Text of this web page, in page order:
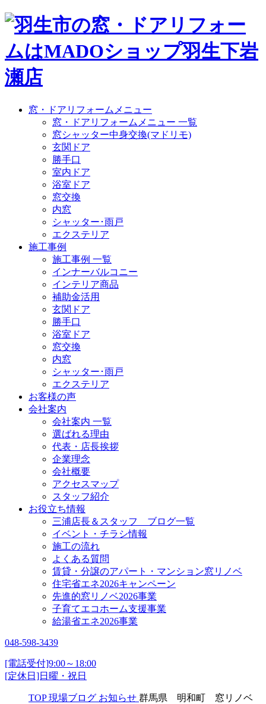
窓・ドアリフォームメニュー
窓・ドアリフォームメニュー 一覧
窓シャッター中身交換(マドリモ)
玄関ドア
勝手口
室内ドア
浴室ドア
窓交換
内窓
シャッター･雨戸
エクステリア
施工事例
施工事例 一覧
インナーバルコニー
インテリア商品
補助金活用
玄関ドア
勝手口
浴室ドア
窓交換
内窓
シャッター･雨戸
エクステリア
お客様の声
会社案内
会社案内 一覧
選ばれる理由
代表・店長挨拶
企業理念
会社概要
アクセスマップ
スタッフ紹介
お役立ち情報
三浦店長＆スタッフ ブログ一覧
イベント・チラシ情報
施工の流れ
よくある質問
賃貸・分譲のアパート・マンション窓リノベ
住宅省エネ2026キャンペーン
先進的窓リノベ2026事業
子育てエコホーム支援事業
給湯省エネ2026事業
048-598-3439
[電話受付]9:00～18:00
[定休日]日曜・祝日
TOP 現場ブログ お知らせ 群馬県 明和町 窓リノベ